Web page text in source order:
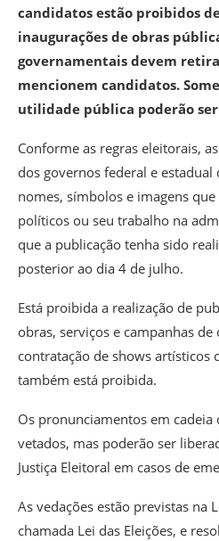
candidatos estão proibidos
inaugurações de obras
governamentais devem
mencionem candidatos.
utilidade pública poderão
Conforme as regras eleitorais,
dos governos federal e
nomes, símbolos e imagens
políticos ou seu trabalho na
que a publicação tenha sido
posterior ao dia 4 de julho.
Está proibida a realização de
obras, serviços e campanhas
contratação de shows artísticos
também está proibida.
Os pronunciamentos em cadeia
vetados, mas poderão ser
Justiça Eleitoral em casos de
As vedações estão previstas na
chamada Lei das Eleições, e